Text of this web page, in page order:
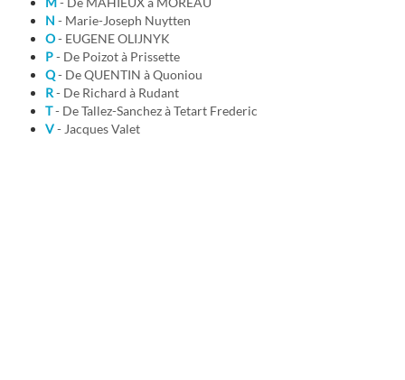
N
- Marie-Joseph Nuytten
O
- EUGENE OLIJNYK
P
- De Poizot à Prissette
Q
- De QUENTIN à Quoniou
R
- De Richard à Rudant
T
- De Tallez-Sanchez à Tetart Frederic
V
- Jacques Valet